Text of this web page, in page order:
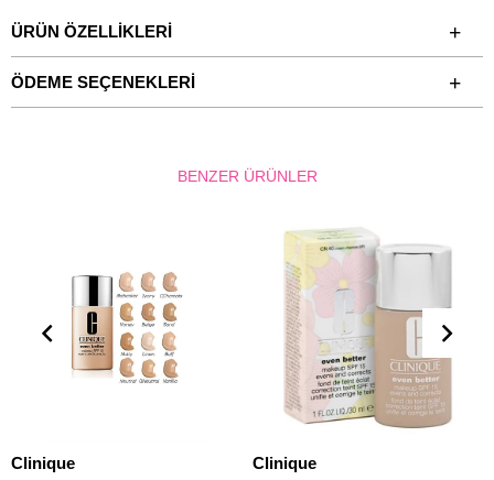
ÜRÜN ÖZELLIKLERI
ÖDEME SEÇENEKLERI
BENZER ÜRÜNLER
Clinique Clinique